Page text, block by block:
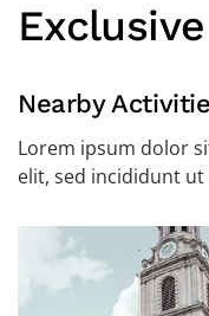
Nearby
Lorem ipsum dolor
elit, sed incididunt ut